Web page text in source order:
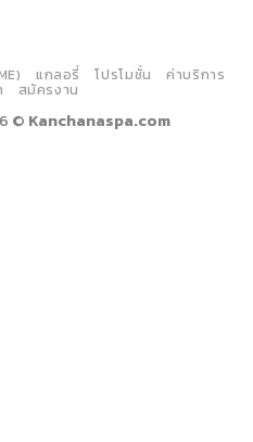
แกลอรี่ โปรโมชั่น ค่าบริการ
สมัครงาน
© Kanchanaspa.com